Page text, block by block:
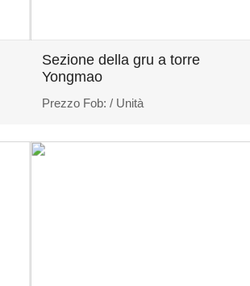
Sezione della gru a torre
Yongmao
Prezzo Fob: / Unità